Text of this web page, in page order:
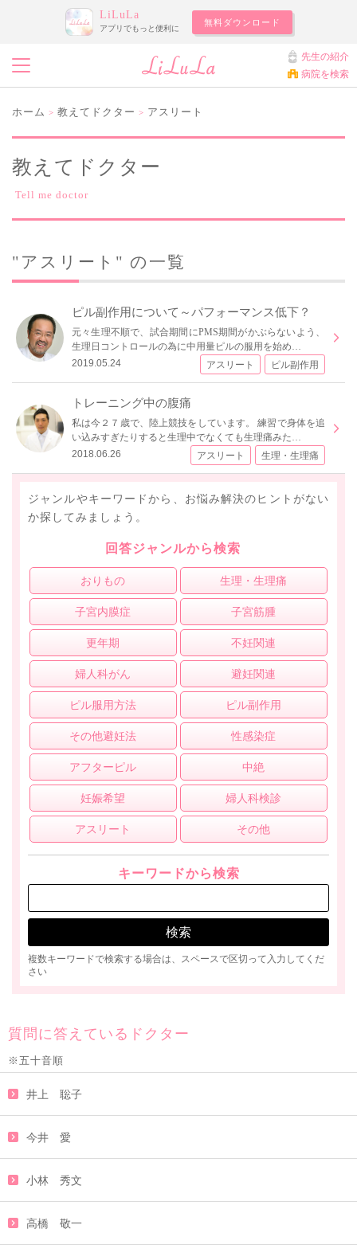
LiLuLa
アプリでもっと便利に
無料ダウンロード
先生の紹介
病院を検索
ホーム > 教えてドクター > アスリート
教えてドクター
Tell me doctor
"アスリート" の一覧
ピル副作用について～パフォーマンス低下？
元々生理不順で、試合期間にPMS期間がかぶらないよう、
生理日コントロールの為に中用量ピルの服用を始め…
2019.05.24
アスリート ピル副作用
トレーニング中の腹痛
私は今２７歳で、陸上競技をしています。 練習で身体を追
い込みすぎたりすると生理中でなくても生理痛みた…
2018.06.26
アスリート 生理・生理痛
ジャンルやキーワードから、お悩み解決のヒントがない
か探してみましょう。
回答ジャンルから検索
おりもの 生理・生理痛
子宮内膜症 子宮筋腫
更年期 不妊関連
婦人科がん 避妊関連
ピル服用方法 ピル副作用
その他避妊法 性感染症
アフターピル 中絶
妊娠希望 婦人科検診
アスリート その他
キーワードから検索
複数キーワードで検索する場合は、スペースで区切って入力してくだ
さい
質問に答えているドクター
※五十音順
井上 聡子
今井 愛
小林 秀文
高橋 敬一